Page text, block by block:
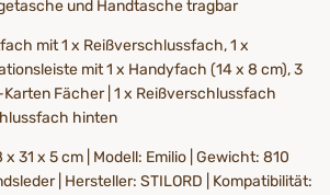
und Handtasche tragbar
mit 1 x Reißverschlussfach, 1 x
mit 1 x Handyfach (14 x 8 cm), 3
Fächer | 1 x Reißverschlussfach
hinten
x 31 x 5 cm | Modell: Emilio | Gewicht: 810
| Hersteller: STILORD | Kompatibilität: